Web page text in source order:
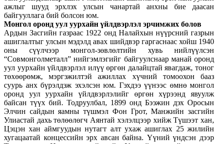
ажлыг шууд эрхлэх улсын чанартай анхны бие даасан
байгууллага бий болсон юм.
Монгол оронд уул уурхайн үйлдвэрлэл эрчимжих болов
Ардын Засгийн газраас 1922 онд Налайхын нүүрсний газрын
ашиглалтыг улсын мэдэлд авах шийдвэр гаргаснаас хойш 1940
оны сүүлчээр монгол-зөвлөлтийн хувь нийлүүлсэн
“Совмонголметалл” нийгэмлэгийг байгуулснаар манай оронд
уул уурхайн үйлдвэрлэл илүү өргөн далайцтай явагдаж, тоног
төхөөрөмж, мэргэжилтэй ажиллах хүчний томоохон бааз
суурь анх бүрэлдэж эхэлсэн юм. Гэхдээ үүнээс өмнө монгол
оронд уул уурхайн үйлдвэрлэлийг өргөн хүрээнд явуулж
байсан түүх бий. Тодруулбал, 1899 онд Бээжин дэх Оросын
Элчин сайдын яамны түшмэл Фон Грот, Манжийн засгийн
Улиастай дахь төлөөлөгч Аянтай хэлэлцээр хийж Түшээт хан,
Цэцэн хан аймгуудын нутагт алт ухаж ашиглах 25 жилийн
хугацаатай концессийн эрх авсан байна. Үүний үндсэн дээр